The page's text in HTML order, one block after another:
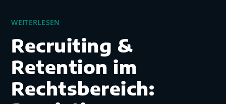
WEITERLESEN
Recruiting &
Retention im
Rechtsbereich: